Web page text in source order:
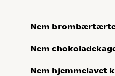
Nem
Nem
Nem hjemmelavet